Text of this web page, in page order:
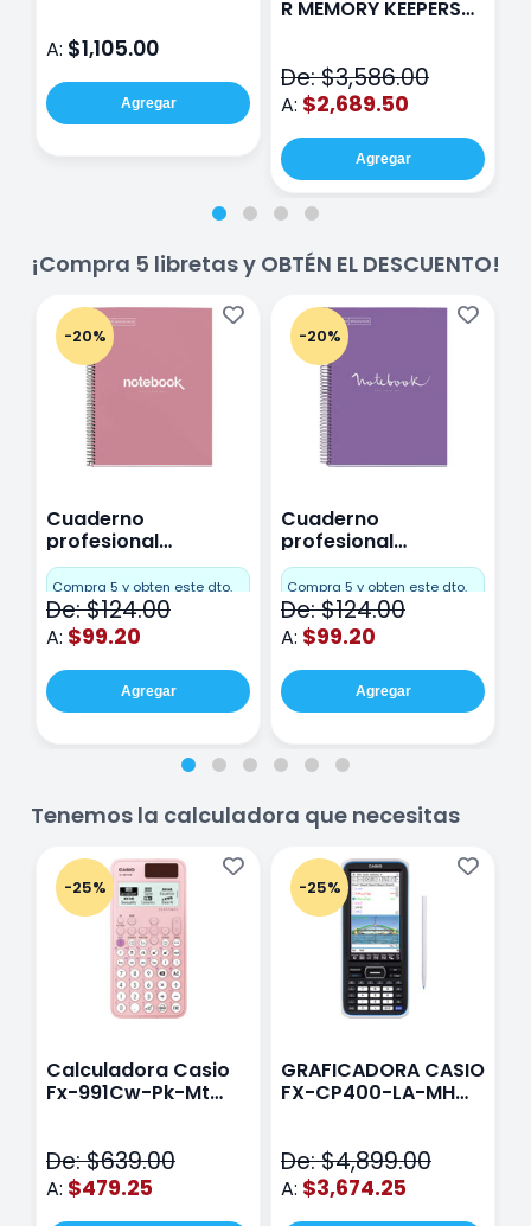
A: $1,105.00
Agregar
R MEMORY KEEPERS
De: $3,586.00
A: $2,689.50
Agregar
¡Compra 5 libretas y OBTÉN EL DESCUENTO!
-20%
Cuaderno
profesional
Miquelrius Emotions
Cuadro Chico 80
hojas Rosa
Compra 5 y obten este dto.
De: $124.00
A: $99.20
Agregar
-20%
Cuaderno
profesional
Miquelrius Emotions
raya 80 hojas
Purpura
Compra 5 y obten este dto.
De: $124.00
A: $99.20
Agregar
Tenemos la calculadora que necesitas
-25%
Calculadora Casio
Fx-991Cw-Pk-Mt
De: $639.00
A: $479.25
-25%
GRAFICADORA CASIO
FX-CP400-LA-MH
De: $4,899.00
A: $3,674.25